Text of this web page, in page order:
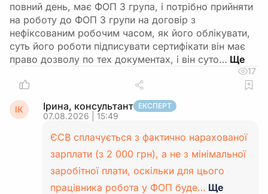
повний день, має ФОП 3 група, і потрібно прийняти
на роботу до ФОП 3 групи на договір з
нефіксованим робочим часом, як його облікувати,
суть його роботи підписувати сертифікати він має
право дозволу по тех документах, і він суто…
17
ІК Ірина, консультант ЕКСПЕРТ
07.08.2026 | 15:49
ЄСВ сплачується з фактично нарахованої
зарплати (з 2 000 грн), а не з мінімальної
заробітної плати, оскільки для цього
працівника робота у ФОП буде… Ще